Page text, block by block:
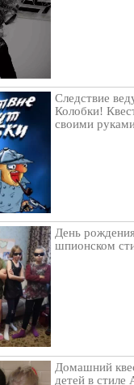
Следствие
Колобки!
своими
День
шпионском
Домашний
детей в стиле